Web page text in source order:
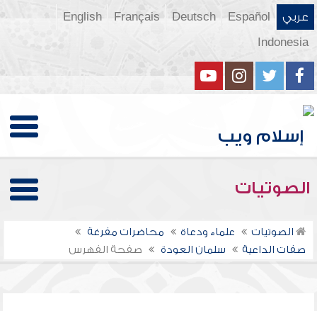
عربي Español
Deutsch
Français
English
Indonesia
الصوتيات
الصوتيات علماء ودعاة
محاضرات مفرغة
صفات الداعية
سلمان العودة صفحة الفهرس